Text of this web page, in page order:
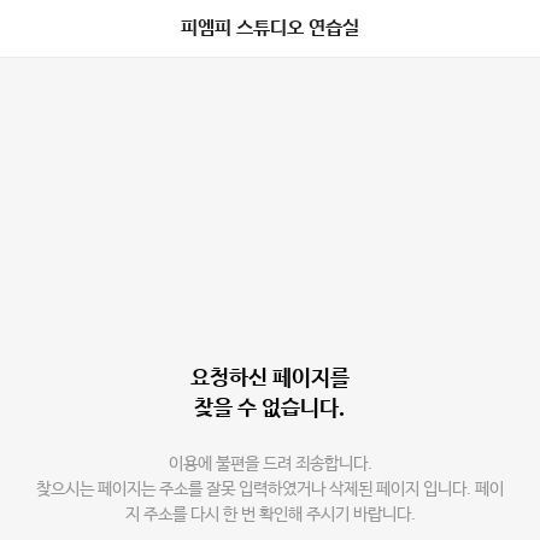
피엠피 스튜디오 연습실
요청하신 페이지를
찾을 수 없습니다.
이용에 불편을 드려 죄송합니다.
찾으시는 페이지는 주소를 잘못 입력하였거나 삭제된 페이지 입니다. 페이
지 주소를 다시 한 번 확인해 주시기 바랍니다.